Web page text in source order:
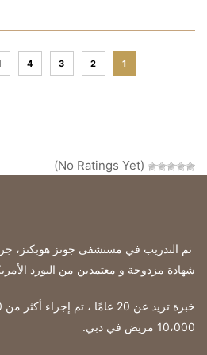
1
2
3
4
(No Ratings Yet)
تم التدريب في مستشفى جونز هوبكنز،
شهادة مزدوجة و معتمدين من البورد
10،000 مريض في دبي.